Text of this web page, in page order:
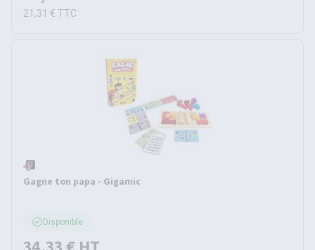
21,31 € TTC
Gagne ton papa - Gigamic
Disponible